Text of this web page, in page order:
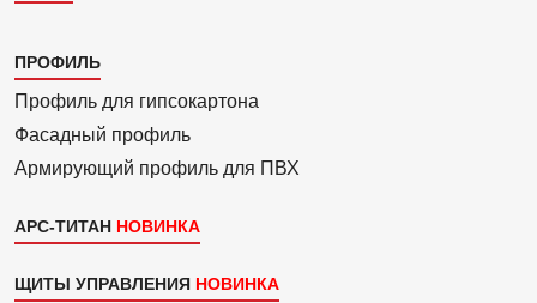
Каталог
3
ПРОФИЛЬ
Профиль для гипсо­картона
Фасадный профиль
Армиру­ю­щий профиль для ПВХ
АРС-ТИТАН
ЩИТЫ УПРАВЛЕНИЯ